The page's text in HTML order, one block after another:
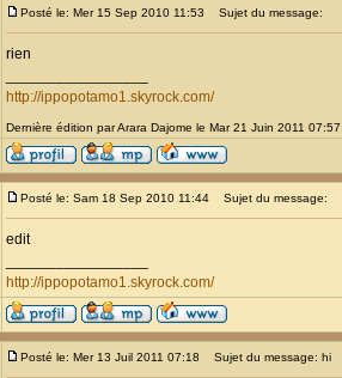
Posté le: Mer 15 Sep 2010 11:53 Sujet du message:
rien
http://ippopotamo1.skyrock.com/
Dernière édition par Arara Dajome le Mar 21 Juin 2011
Posté le: Sam 18 Sep 2010 11:44 Sujet du message:
edit
http://ippopotamo1.skyrock.com/
Posté le: Mer 13 Juil 2011 07:18 Sujet du message: hi